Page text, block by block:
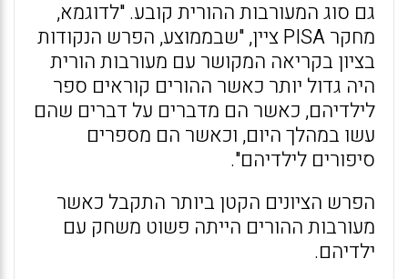
גם סוג המעורבות ההורית קובע. "לדוגמא,
מחקר PISA ציין, "שבממוצע, הפרש הנקודות
בציון בקריאה המקושר עם מעורבות הורית
היה גדול יותר כאשר ההורים קוראים ספר
לילדיהם, כאשר הם מדברים על דברים שהם
עשו במהלך היום, וכאשר הם מספרים
סיפורים לילדיהם".
הפרש הציונים הקטן ביותר התקבל כאשר
מעורבות ההורים הייתה פשוט משחק עם
ילדיהם.